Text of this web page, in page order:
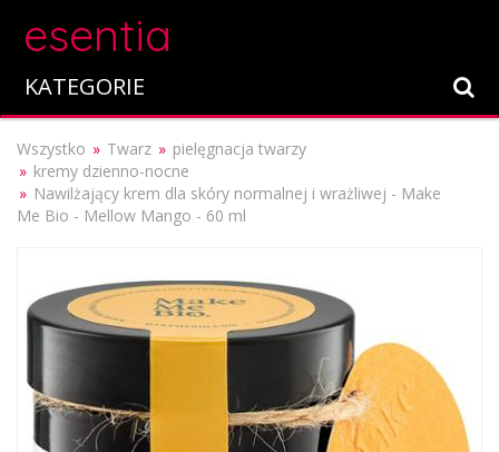
esentia
KATEGORIE
Wszystko Twarz
pielęgnacja twarzy
kremy dzienno-nocne
Nawilżający krem dla skóry normalnej i wrażliwej - Make
Me Bio - Mellow Mango - 60 ml